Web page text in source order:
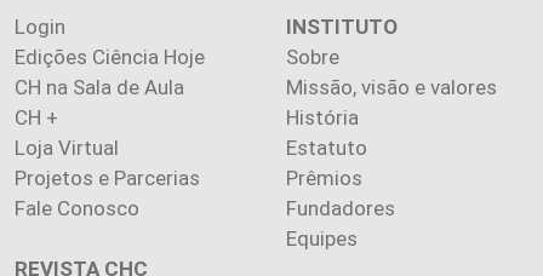
Login
Edições Ciência Hoje
CH na Sala de Aula
CH +
Loja Virtual
Projetos e Parcerias
Fale Conosco
INSTITUTO
Sobre
Missão, visão e valores
História
Estatuto
Prêmios
Fundadores
Equipes
REVISTA CHC